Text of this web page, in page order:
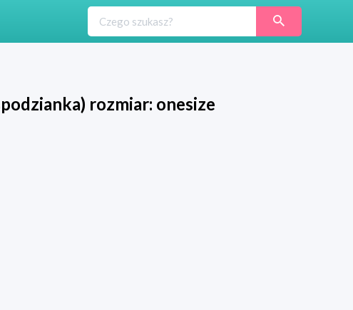
rozmiar: onesize